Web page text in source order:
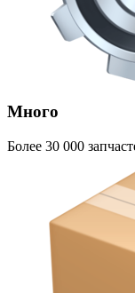
Много
Более 30 000